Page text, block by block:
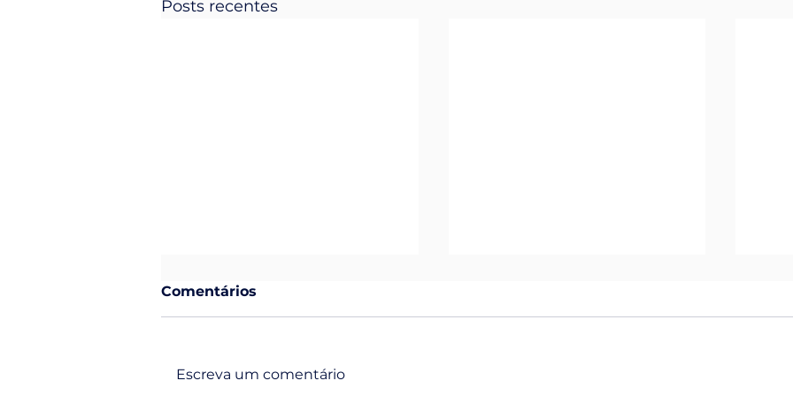
Posts recentes
Comentários
Escreva um comentário